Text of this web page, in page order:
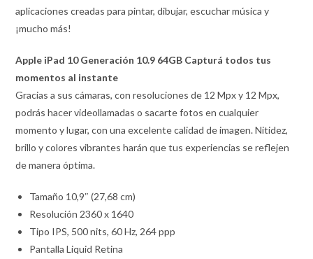
aplicaciones creadas para pintar, dibujar, escuchar música y
¡mucho más!
Apple iPad 10 Generación 10.9 64GB Capturá todos tus
momentos al instante
Gracias a sus cámaras, con resoluciones de 12 Mpx y 12 Mpx,
podrás hacer videollamadas o sacarte fotos en cualquier
momento y lugar, con una excelente calidad de imagen. Nitidez,
brillo y colores vibrantes harán que tus experiencias se reflejen
de manera óptima.
Tamaño 10,9″ (27,68 cm)
Resolución 2360 x 1640
Tipo IPS, 500 nits, 60 Hz, 264 ppp
Pantalla Liquid Retina